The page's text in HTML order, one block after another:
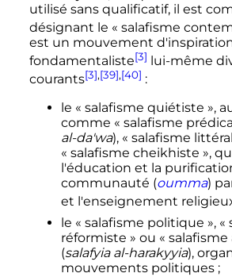
utilisé sans qualificatif, il est
désignant le « salafisme
est un mouvement
fondamentaliste[3]
lui-même
courants[3],[39],[40] :
le « salafisme quiétiste »,
comme « salafisme
al-da'wa), « salafisme
« salafisme cheikhiste »,
l'éducation et la
communauté (oumma)
et l'enseignement
le « salafisme politique », «
réformiste » ou «
(salafyia al-harakyyia),
mouvements politiques ;